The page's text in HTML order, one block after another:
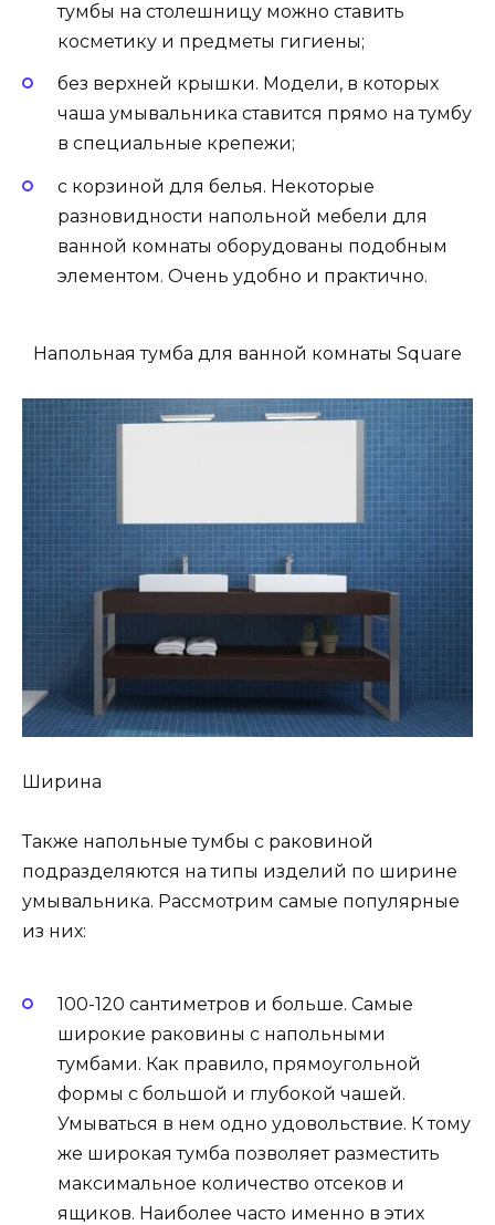
тумбы на столешницу можно ставить
косметику и предметы гигиены;
без верхней крышки. Модели, в которых
чаша умывальника ставится прямо на тумбу
в специальные крепежи;
с корзиной для белья. Некоторые
разновидности напольной мебели для
ванной комнаты оборудованы подобным
элементом. Очень удобно и практично.
Напольная тумба для ванной комнаты Square
Ширина
Также напольные тумбы с раковиной
подразделяются на типы изделий по ширине
умывальника. Рассмотрим самые популярные
из них:
100-120 сантиметров и больше. Самые
широкие раковины с напольными
тумбами. Как правило, прямоугольной
формы с большой и глубокой чашей.
Умываться в нем одно удовольствие. К тому
же широкая тумба позволяет разместить
максимальное количество отсеков и
ящиков. Наиболее часто именно в этих